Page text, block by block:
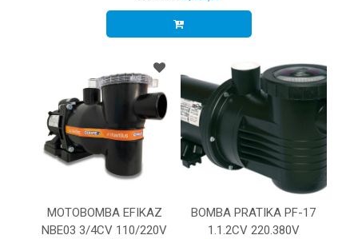
MOTOBOMBA EFIKAZ
NBE03 3/4CV 110/220V
BOMBA PRATIKA PF-17
1.1.2CV 220.380V